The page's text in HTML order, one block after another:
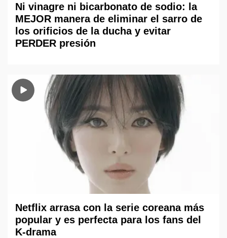
Ni vinagre ni bicarbonato de sodio: la
MEJOR manera de eliminar el sarro de
los orificios de la ducha y evitar
PERDER presión
Netflix arrasa con la serie coreana más
popular y es perfecta para los fans del
K-drama